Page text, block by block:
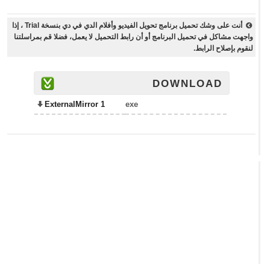
أنت على وشك تحميل برنامج تحويل الفيديو وأفلام الدي في دي بنسخة Trial ، إذا
واجهت مشاكل في تحميل البرنامج أو أن رابط التحميل لا يعمل، فضلا قم بمراسلتنا
لنقوم بإصلاح الرابط.
DOWNLOAD
exe
ExternalMirror 1